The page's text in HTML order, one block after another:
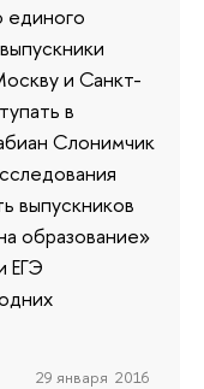
единого
и Санкт-
в
Слонимчик
выпускников
образование»
ЕГЭ
29 января 2016